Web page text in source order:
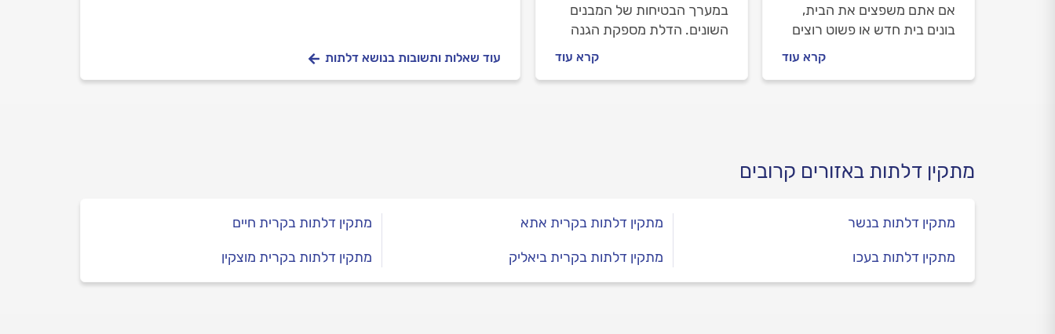
אם אתם משפצים את הבית,
בונים בית חדש או פשוט רוצים
הקיימות, המדריך הזה יסייע
לכם לנווט בין האפשרויות
קרא עוד
במערך הבטיחות של המבנים
השונים. הדלת מספקת הגנה
ומאפשרות מילוט בטוח של דיירי
המבנה.
קרא עוד עוד שאלות ותשובות בנושא דלתות
מתקין דלתות באזורים קרובים
מתקין דלתות בנשר
מתקין דלתות בעכו
מתקין דלתות בקרית אתא
מתקין דלתות בקרית ביאליק
מתקין דלתות בקרית חיים
מתקין דלתות בקרית מוצקין